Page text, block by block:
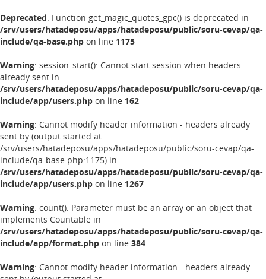
Deprecated: Function get_magic_quotes_gpc() is deprecated in
/srv/users/hatadeposu/apps/hatadeposu/public/soru-cevap/qa-
include/qa-base.php on line 1175
Warning: session_start(): Cannot start session when headers
already sent in
/srv/users/hatadeposu/apps/hatadeposu/public/soru-cevap/qa-
include/app/users.php on line 162
Warning: Cannot modify header information - headers already
sent by (output started at
/srv/users/hatadeposu/apps/hatadeposu/public/soru-cevap/qa-
include/qa-base.php:1175) in
/srv/users/hatadeposu/apps/hatadeposu/public/soru-cevap/qa-
include/app/users.php on line 1267
Warning: count(): Parameter must be an array or an object that
implements Countable in
/srv/users/hatadeposu/apps/hatadeposu/public/soru-cevap/qa-
include/app/format.php on line 384
Warning: Cannot modify header information - headers already